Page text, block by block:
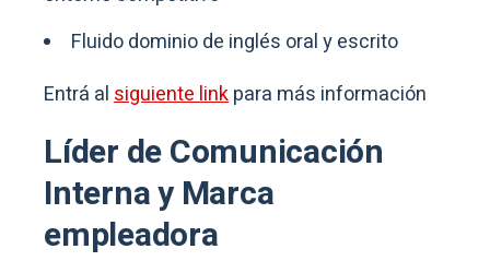
Fluido dominio de inglés oral y escrito
Entrá alsiguiente linkpara más información
Líder de Comunicación
Interna y Marca
empleadora